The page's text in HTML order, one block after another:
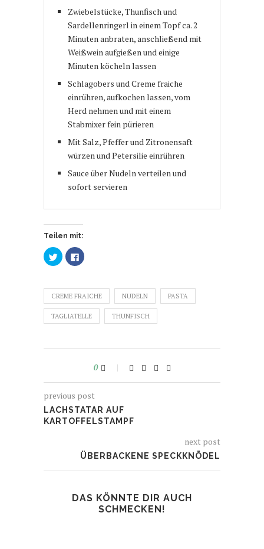
Zwiebelstücke, Thunfisch und
Sardellenringerl in einem Topf ca. 2
Minuten anbraten, anschließend mit
Weißwein aufgießen und einige
Minuten köcheln lassen
Schlagobers und Creme fraiche
einrühren, aufkochen lassen, vom
Herd nehmen und mit einem
Stabmixer fein pürieren
Mit Salz, Pfeffer und Zitronensaft
würzen und Petersilie einrühren
Sauce über Nudeln verteilen und
sofort servieren
Teilen mit:
Klick,
um
über
teilen
(Wird
in
neuem
Fenster
geöffnet)
Klick,
um
teilen
(Wird
in
neuem
Fenster
geöffnet)
CREME FRAICHE NUDELN PASTA
TAGLIATELLE THUNFISCH
0
previous post
LACHSTATAR AUF
KARTOFFELSTAMPF
next post
ÜBERBACKENE SPECKKNÖDEL
DAS KÖNNTE DIR AUCH
SCHMECKEN!